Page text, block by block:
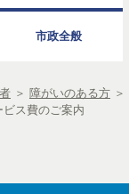
市政全般
＞ 障がいのある方 ＞
ビス費のご案内